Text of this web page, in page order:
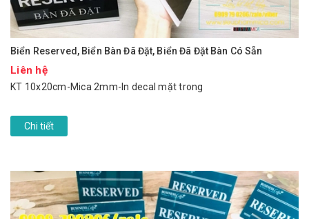
Biển Reserved, Biển Bàn Đã Đặt, Biển Đã Đặt Bàn Có Sẵn
Liên hệ
KT 10x20cm-Mica 2mm-In decal mặt trong
Chi tiết